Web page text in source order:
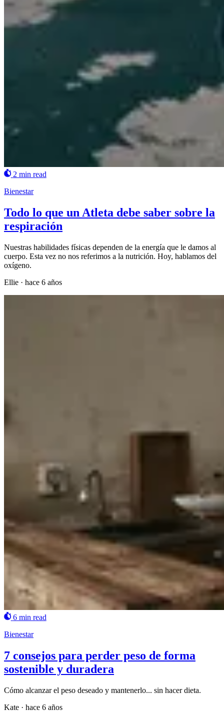
2 min read
Bienestar
Todo lo que un Atleta debe saber sobre la
respiración
Nuestras habilidades físicas dependen de la energía que le damos al
cuerpo. Esta vez no nos referimos a la nutrición. Hoy, hablamos del
oxígeno.
Ellie · hace 6 años
6 min read
Bienestar
7 consejos para perder peso de forma
sostenible y duradera
Cómo alcanzar el peso deseado y mantenerlo... sin hacer dieta.
Kate · hace 6 años